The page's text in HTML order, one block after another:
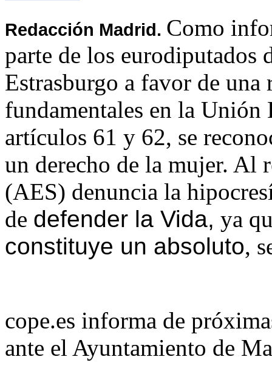
Redacción Madrid. Como
parte de los eurodiputados
Estrasburgo a favor de
fundamentales en la Unión
artículos 61 y 62, se
un derecho de la mujer. Al
(AES) denuncia la
de defender la Vida, ya
constituye un absoluto,
cope.es informa de
ante el Ayuntamiento de